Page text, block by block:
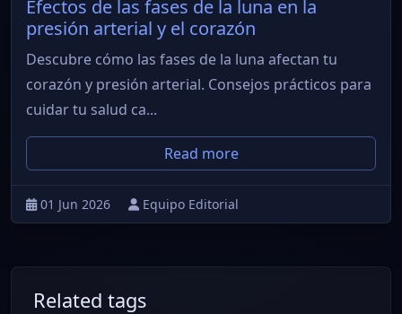
Efectos de las fases de la luna en la
presión arterial y el corazón
Descubre cómo las fases de la luna afectan tu
corazón y presión arterial. Consejos prácticos para
cuidar tu salud ca...
Read more
01 Jun 2026 Equipo Editorial
Related tags